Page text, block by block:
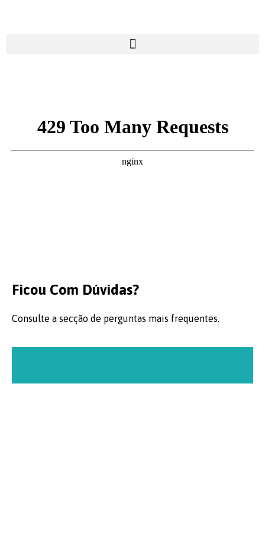
Ficou Com Dúvidas?
Consulte a secção de perguntas mais frequentes.